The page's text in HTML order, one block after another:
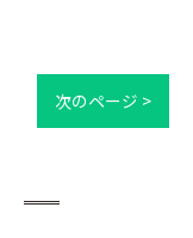
次のページ >